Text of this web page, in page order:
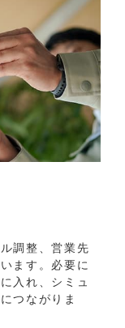
調整、営業先
ます。必要に
入れ、シミュ
つながりま